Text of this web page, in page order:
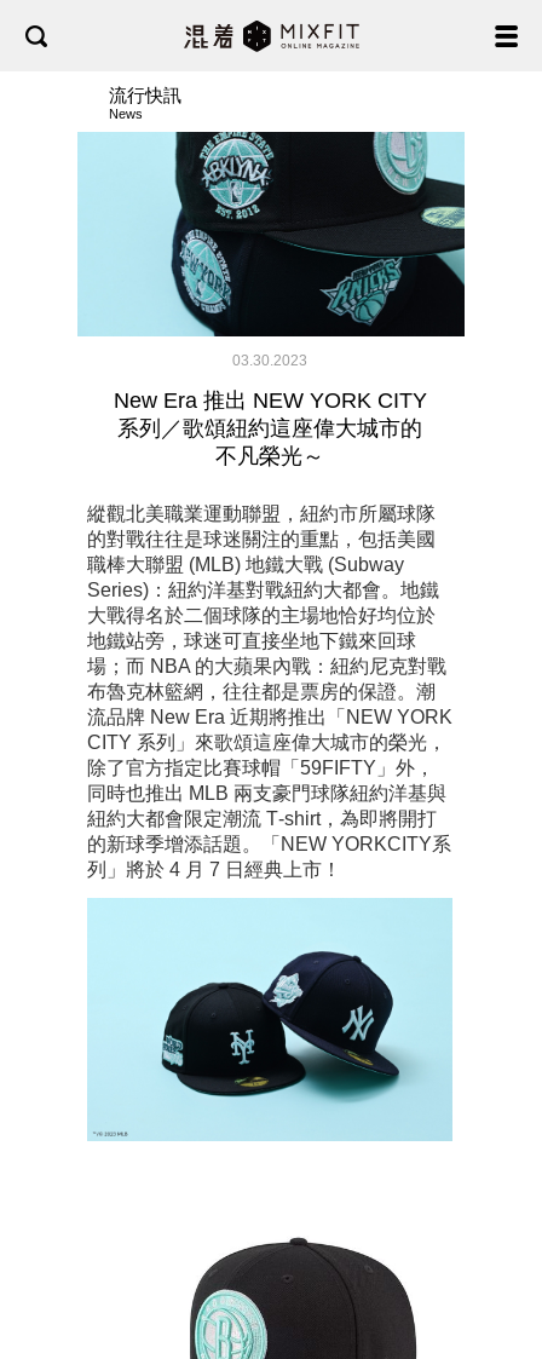
流行快訊
News
03.30.2023
New Era 推出 NEW YORK CITY
系列／歌頌紐約這座偉大城市的
不凡榮光～
縱觀北美職業運動聯盟，紐約市所屬球隊
的對戰往往是球迷關注的重點，包括美國
職棒大聯盟 (MLB) 地鐵大戰 (Subway
Series)：紐約洋基對戰紐約大都會。地鐵
大戰得名於二個球隊的主場地恰好均位於
地鐵站旁，球迷可直接坐地下鐵來回球
場；而 NBA 的大蘋果內戰：紐約尼克對戰
布魯克林籃網，往往都是票房的保證。潮
流品牌 New Era 近期將推出「NEW YORK
CITY 系列」來歌頌這座偉大城市的榮光，
除了官方指定比賽球帽「59FIFTY」外，
同時也推出 MLB 兩支豪門球隊紐約洋基與
紐約大都會限定潮流 T‑shirt，為即將開打
的新球季增添話題。「NEW YORKCITY系
列」將於 4 月 7 日經典上市！